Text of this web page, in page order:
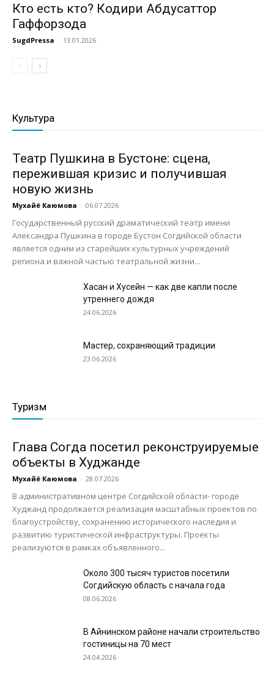
Кто есть кто? Кодири Абдусаттор
Гаффорзода
SugdPressa - 13.01.2026
Культура
Театр Пушкина в Бустоне: сцена,
пережившая кризис и получившая
новую жизнь
Мухайё Каюмова - 06.07.2026
Государственный русский драматический театр имени
Александра Пушкина в городе Бустон Согдийской области
является одним из старейших культурных учреждений
региона и важной частью театральной жизни...
Хасан и Хусейн — как две капли после
утреннего дождя
24.06.2026
Мастер, сохраняющий традиции
23.06.2026
Туризм
Глава Согда посетил реконструируемые
объекты в Худжанде
Мухайё Каюмова - 28.07.2026
В административном центре Согдийской области- городе
Худжанд продолжается реализация масштабных проектов по
благоустройству, сохранению исторического наследия и
развитию туристической инфраструктуры. Проекты
реализуются в рамках объявленного...
Около 300 тысяч туристов посетили
Согдийскую область с начала года
08.06.2026
В Айнинском районе начали строительство
гостиницы на 70 мест
24.04.2026